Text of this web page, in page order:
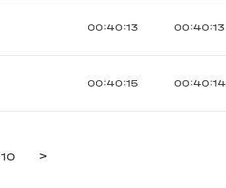
00:40:13 00:40:13
00:40:15 00:40:14
10 >